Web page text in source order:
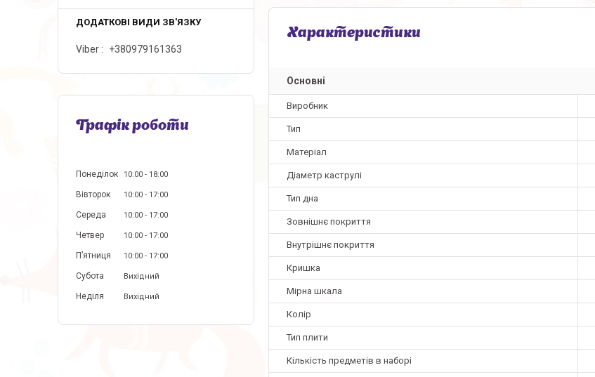
Характеристики
Основні
Виробник
Тип
Матеріал
Діаметр каструлі
Тип дна
Зовнішнє покриття
Внутрішнє покриття
Кришка
Мірна шкала
Колір
Тип плити
Кількість предметів в наборі
Viber +380979161363
Графік роботи
Понеділок 10:00 18:00
Вівторок 10:00 17:00
Середа 10:00 17:00
Четвер 10:00 17:00
Пʼятниця 10:00 17:00
Субота Вихідний
Неділя Вихідний